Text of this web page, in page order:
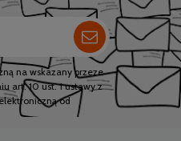
na wskazany przeze
art. 10 ust. 1 ustawy z
od